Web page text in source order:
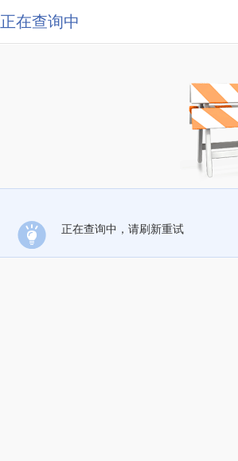
正在查询中
正在查询中，请刷新重试